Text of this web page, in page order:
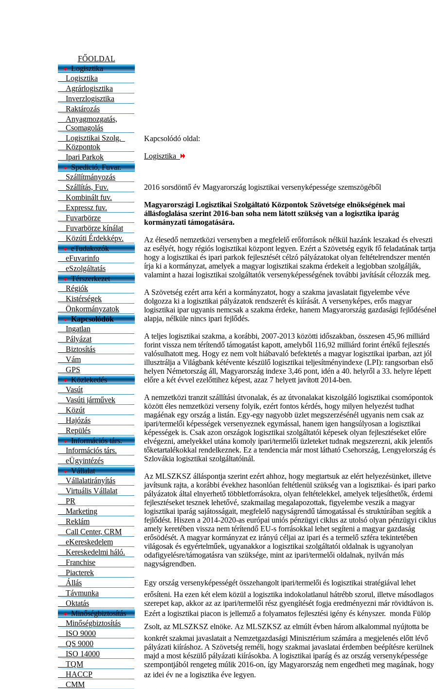
FŐOLDAL
Logisztika
Logisztika
Agrárlogisztika
Inverzlogisztika
Raktározás
Anyagmozgatás,
Csomagolás
Logisztikai Szolg.
Központok
Ipari Parkok
Spedició, Fuvar.
Szállítmányozás
Szállítás, Fuv.
Kombinált fuv.
Expressz fuv.
Fuvarbörze
Fuvarbörze kínálat
Közúti Érdekképv.
eTudakozók
eFuvarinfo
eSzolgáltatás
Térszerkezet
Régiók
Kistérségek
Önkormányzatok
Kapcsolódók
Ingatlan
Pályázat
Biztosítás
Vám
GPS
Közlekedés
Vasút
Vasúti járművek
Közút
Hajózás
Repülés
Információs társ.
Információs társ.
eÜgyintézés
Vállalat
Vállalatirányítás
Virtuális Vállalat
PR
Marketing
Reklám
Call Center, CRM
eKereskedelem
Kereskedelmi háló.
Franchise
Piacterek
Állás
Távmunka
Oktatás
Minőségbiztosítás
Minőségbiztosítás
ISO 9000
QS 9000
ISO 14000
TQM
HACCP
CMM
Kapcsolódó oldal:
Logisztika
2016 sorsdöntő év Magyarország logisztikai versenyképessége szemszögéből
Magyarországi Logisztikai Szolgáltató Központok Szövetsége elnökségének mai
állásfoglalása szerint 2016-ban soha nem látott szükség van a logisztika iparág
kormányzati támogatására.
Az élesedő nemzetközi versenyben a megfelelő erőforrások nélkül hazánk leszakad és elveszti
az esélyét, hogy régiós logisztikai központ legyen. Ezért a Szövetség egyik fő feladatának
hogy a logisztikai és ipari parkok fejlesztését célzó pályázatokat olyan feltételrendszer mentén
írja ki a kormányzat, amelyek a magyar logisztikai szakma érdekeit a legjobban szolgálják,
valamint a hazai logisztikai szolgáltatók versenyképességének további javítását célozzák meg.
A Szövetség ezért arra kéri a kormányzatot, hogy a szakma javaslatait figyelembe véve
dolgozza ki a logisztikai pályázatok rendszerét és kiírását. A versenyképes, erős magyar
logisztikai ipar ugyanis nemcsak a szakma érdeke, hanem Magyarország gazdasági
alapja, nélküle nincs ipari fejlődés.
A teljes logisztikai szakma, a korábbi, 2007-2013 közötti időszakban, összesen 45,96 milliárd
forint vissza nem térítendő támogatást kapott, amelyből 116,92 milliárd forint értékű fejlesztés
valósulhatott meg. Hogy ez nem volt hiábavaló befektetés a magyar logisztikai iparban, azt jól
illusztrálja a Világbank kétévente készülő logisztikai teljesítményindexe (LPI): rangsorban első
helyen Németország áll, Magyarország indexe 3,46 pont, idén a 40. helyről a 33. helyre lépett
előre a két évvel ezelőttihez képest, azaz 7 helyett javított 2014-ben.
A nemzetközi tranzit szállítási útvonalak, és az útvonalakat kiszolgáló logisztikai csomópontok
között éles nemzetközi verseny folyik, ezért fontos kérdés, hogy milyen helyezést tudhat
magáénak egy ország a listán. Egy-egy nagyobb üzlet megszerzésénél ugyanis nem csak az
ipari/termelői képességek versenyeznek egymással, hanem igen hangsúlyosan a logisztikai
képességek is. Csak azon országok logisztikai szolgáltatói képesek olyan fejlesztéseket előre
elvégezni, amelyekkel utána komoly ipari/termelői üzleteket tudnak megszerezni, akik jelentős
tőketartalékokkal rendelkeznek. Ez a tendencia már most látható Csehország, Lengyelország és
Szlovákia logisztikai szolgáltatóinál.
Az MLSZKSZ álláspontja szerint ezért ahhoz, hogy megtartsuk az elért helyezésünket, illetve
javítsunk rajta, a korábbi évekhez hasonlóan feltétlenül szükség van a logisztikai- és ipari
pályázatok által elnyerhető többletforrásokra, olyan feltételekkel, amelyek teljesíthetők, érdemi
fejlesztéseket tesznek lehetővé, szakmailag megalapozottak, figyelembe veszik a magyar
logisztikai iparág sajátosságait, megfelelő nagyságrendű támogatással és struktúrában segítik a
fejlődést. Hiszen a 2014-2020-as európai uniós pénzügyi ciklus az utolsó olyan pénzügyi
amely keretében vissza nem térítendő EU-s forrásokkal lehet segíteni a magyar gazdaság
erősödését. A magyar kormányzat ez irányú céljai az ipari és a termelő szféra tekintetében
világosak és egyértelműek, ugyanakkor a logisztikai szolgáltatói oldalnak is ugyanolyan
odafigyelésre/támogatásra van szüksége, mint az ipari/termelői oldalnak, nyilván más
nagyságrendben.
Egy ország versenyképességét összehangolt ipari/termelői és logisztikai stratégiával lehet
erősíteni. Ha ezen két elem közül a logisztika indokolatlanul hátrébb szorul, illetve másodlagos
szerepet kap, akkor az az ipari/termelői rész gyengítését fogja eredményezni már rövidtávon is.
Ezért a logisztikai piacon is jellemző a folyamatos fejlesztési igény és kényszer.  monda Fülöp
Zsolt, az MLSZKSZ elnöke. Az MLSZKSZ az elmúlt évben három alkalommal nyújtotta be
konkrét szakmai javaslatait a Nemzetgazdasági Minisztérium számára a megjelenés előtt lévő
pályázati kiíráshoz. A Szövetség reméli, hogy szakmai javaslatai érdemben beépítésre kerülnek
majd a most készülő pályázati kiírásokba. A logisztikai iparág és az ország versenyképessége
szempontjából rengeteg múlik 2016-on, így Magyarország nem engedheti meg magának, hogy
az idei év ne a logisztika éve legyen.